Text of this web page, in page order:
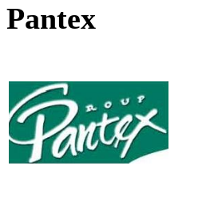
Pantex